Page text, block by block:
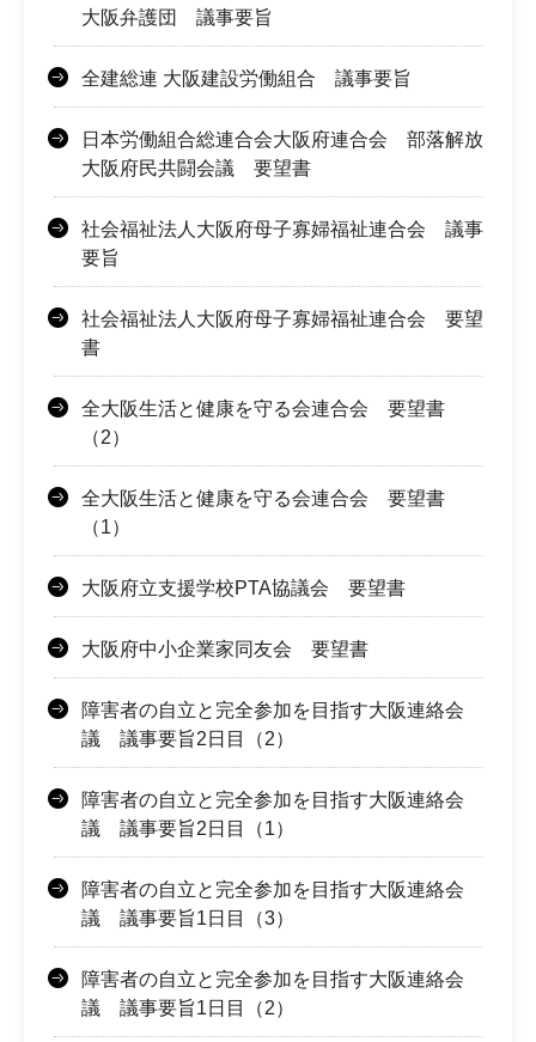
大阪弁護団 議事要旨
全建総連 大阪建設労働組合 議事要旨
日本労働組合総連合会大阪府連合会 部落解放
大阪府民共闘会議 要望書
社会福祉法人大阪府母子寡婦福祉連合会 議事
要旨
社会福祉法人大阪府母子寡婦福祉連合会 要望
書
全大阪生活と健康を守る会連合会 要望書
（2）
全大阪生活と健康を守る会連合会 要望書
（1）
大阪府立支援学校PTA協議会 要望書
大阪府中小企業家同友会 要望書
障害者の自立と完全参加を目指す大阪連絡会
議 議事要旨2日目（2）
障害者の自立と完全参加を目指す大阪連絡会
議 議事要旨2日目（1）
障害者の自立と完全参加を目指す大阪連絡会
議 議事要旨1日目（3）
障害者の自立と完全参加を目指す大阪連絡会
議 議事要旨1日目（2）